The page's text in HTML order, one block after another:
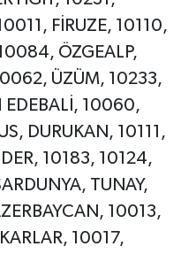
FİRUZE, 10110,
ÖZGEALP,
ÜZÜM, 10233,
EDEBALİ, 10060,
DURUKAN, 10111,
10183, 10124,
TUNAY,
10013,
10017,